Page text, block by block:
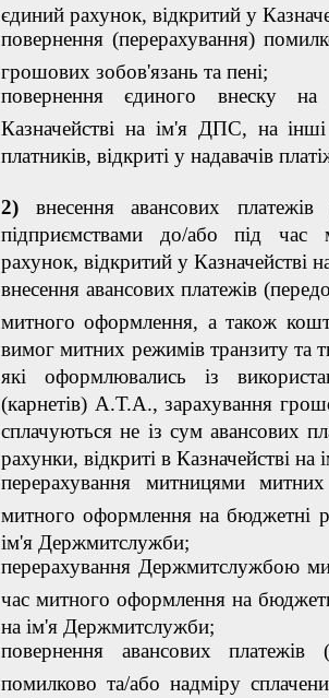
єдиний рахунок, відкритий у
повернення (перерахування)
грошових зобов'язань та пені;
повернення єдиного внеску
Казначействі на ім'я ДПС, на
платників, відкриті у надавачів
2) внесення авансових платежів
підприємствами до/або під
рахунок, відкритий у Казначействі
внесення авансових платежів
митного оформлення, а також
вимог митних режимів транзиту та
які оформлювались із
(карнетів) А.Т.А., зарахування
сплачуються не із сум авансових
рахунки, відкриті в Казначействі на
перерахування митницями
митного оформлення на бюджетні
ім'я Держмитслужби;
перерахування Держмитслужбою
час митного оформлення на
на ім'я Держмитслужби;
повернення авансових платежів
помилково та/або надміру